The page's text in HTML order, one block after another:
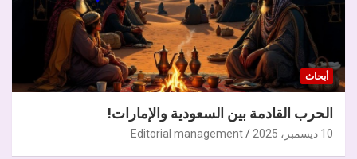
أبحاث
الحرب القادمة بين السعودية والإمارات!
10 ديسمبر، 2025 Editorial management